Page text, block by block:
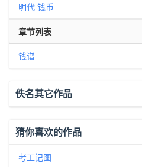
明代 钱币
章节列表
钱谱
佚名其它作品
猜你喜欢的作品
考工记图